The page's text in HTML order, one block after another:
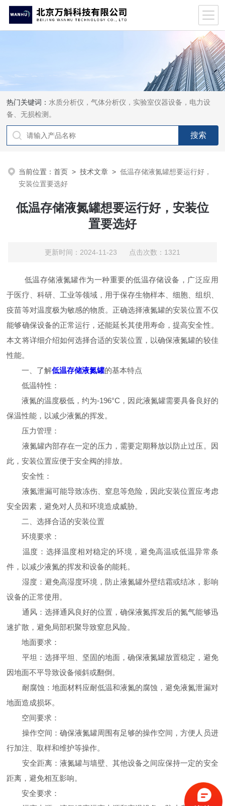
热门关键词： 水质分析仪，气体分析仪，实验室仪器设备，电力设
备、无损检测。
当前位置：首页 >技术文章 >低温存储液氮罐想要运行好，
安装位置要选好
低温存储液氮罐想要运行好，安装位
置要选好
更新时间：2024-11-23 点击次数：1321
低温存储液氮罐作为一种重要的低温存储设备，广泛应用
于医疗、科研、工业等领域，用于保存生物样本、细胞、组织、
疫苗等对温度极为敏感的物质。正确选择液氮罐的安装位置不仅
能够确保设备的正常运行，还能延长其使用寿命，提高安全性。
本文将详细介绍如何选择合适的安装位置，以确保液氮罐的较佳
性能。
一、了解低温存储液氮罐的基本特点
低温特性：
液氮的温度极低，约为-196°C，因此液氮罐需要具备良好的
保温性能，以减少液氮的挥发。
压力管理：
液氮罐内部存在一定的压力，需要定期释放以防止过压。因
此，安装位置应便于安全阀的排放。
安全性：
液氮泄漏可能导致冻伤、窒息等危险，因此安装位置应考虑
安全因素，避免对人员和环境造成威胁。
二、选择合适的安装位置
环境要求：
温度：选择温度相对稳定的环境，避免高温或低温异常条
件，以减少液氮的挥发和设备的能耗。
湿度：避免高湿度环境，防止液氮罐外壁结霜或结冰，影响
设备的正常使用。
通风：选择通风良好的位置，确保液氮挥发后的氮气能够迅
速扩散，避免局部积聚导致窒息风险。
地面要求：
平坦：选择平坦、坚固的地面，确保液氮罐放置稳定，避免
因地面不平导致设备倾斜或翻倒。
耐腐蚀：地面材料应耐低温和液氮的腐蚀，避免液氮泄漏对
地面造成损坏。
空间要求：
操作空间：确保液氮罐周围有足够的操作空间，方便人员进
行加注、取样和维护等操作。
安全距离：液氮罐与墙壁、其他设备之间应保持一定的安全
距离，避免相互影响。
安全要求：